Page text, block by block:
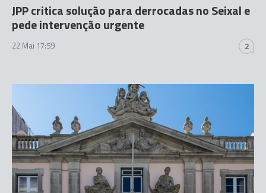
JPP critica solução para derrocadas no Seixal e
pede intervenção urgente
22 Mai 17:59 2